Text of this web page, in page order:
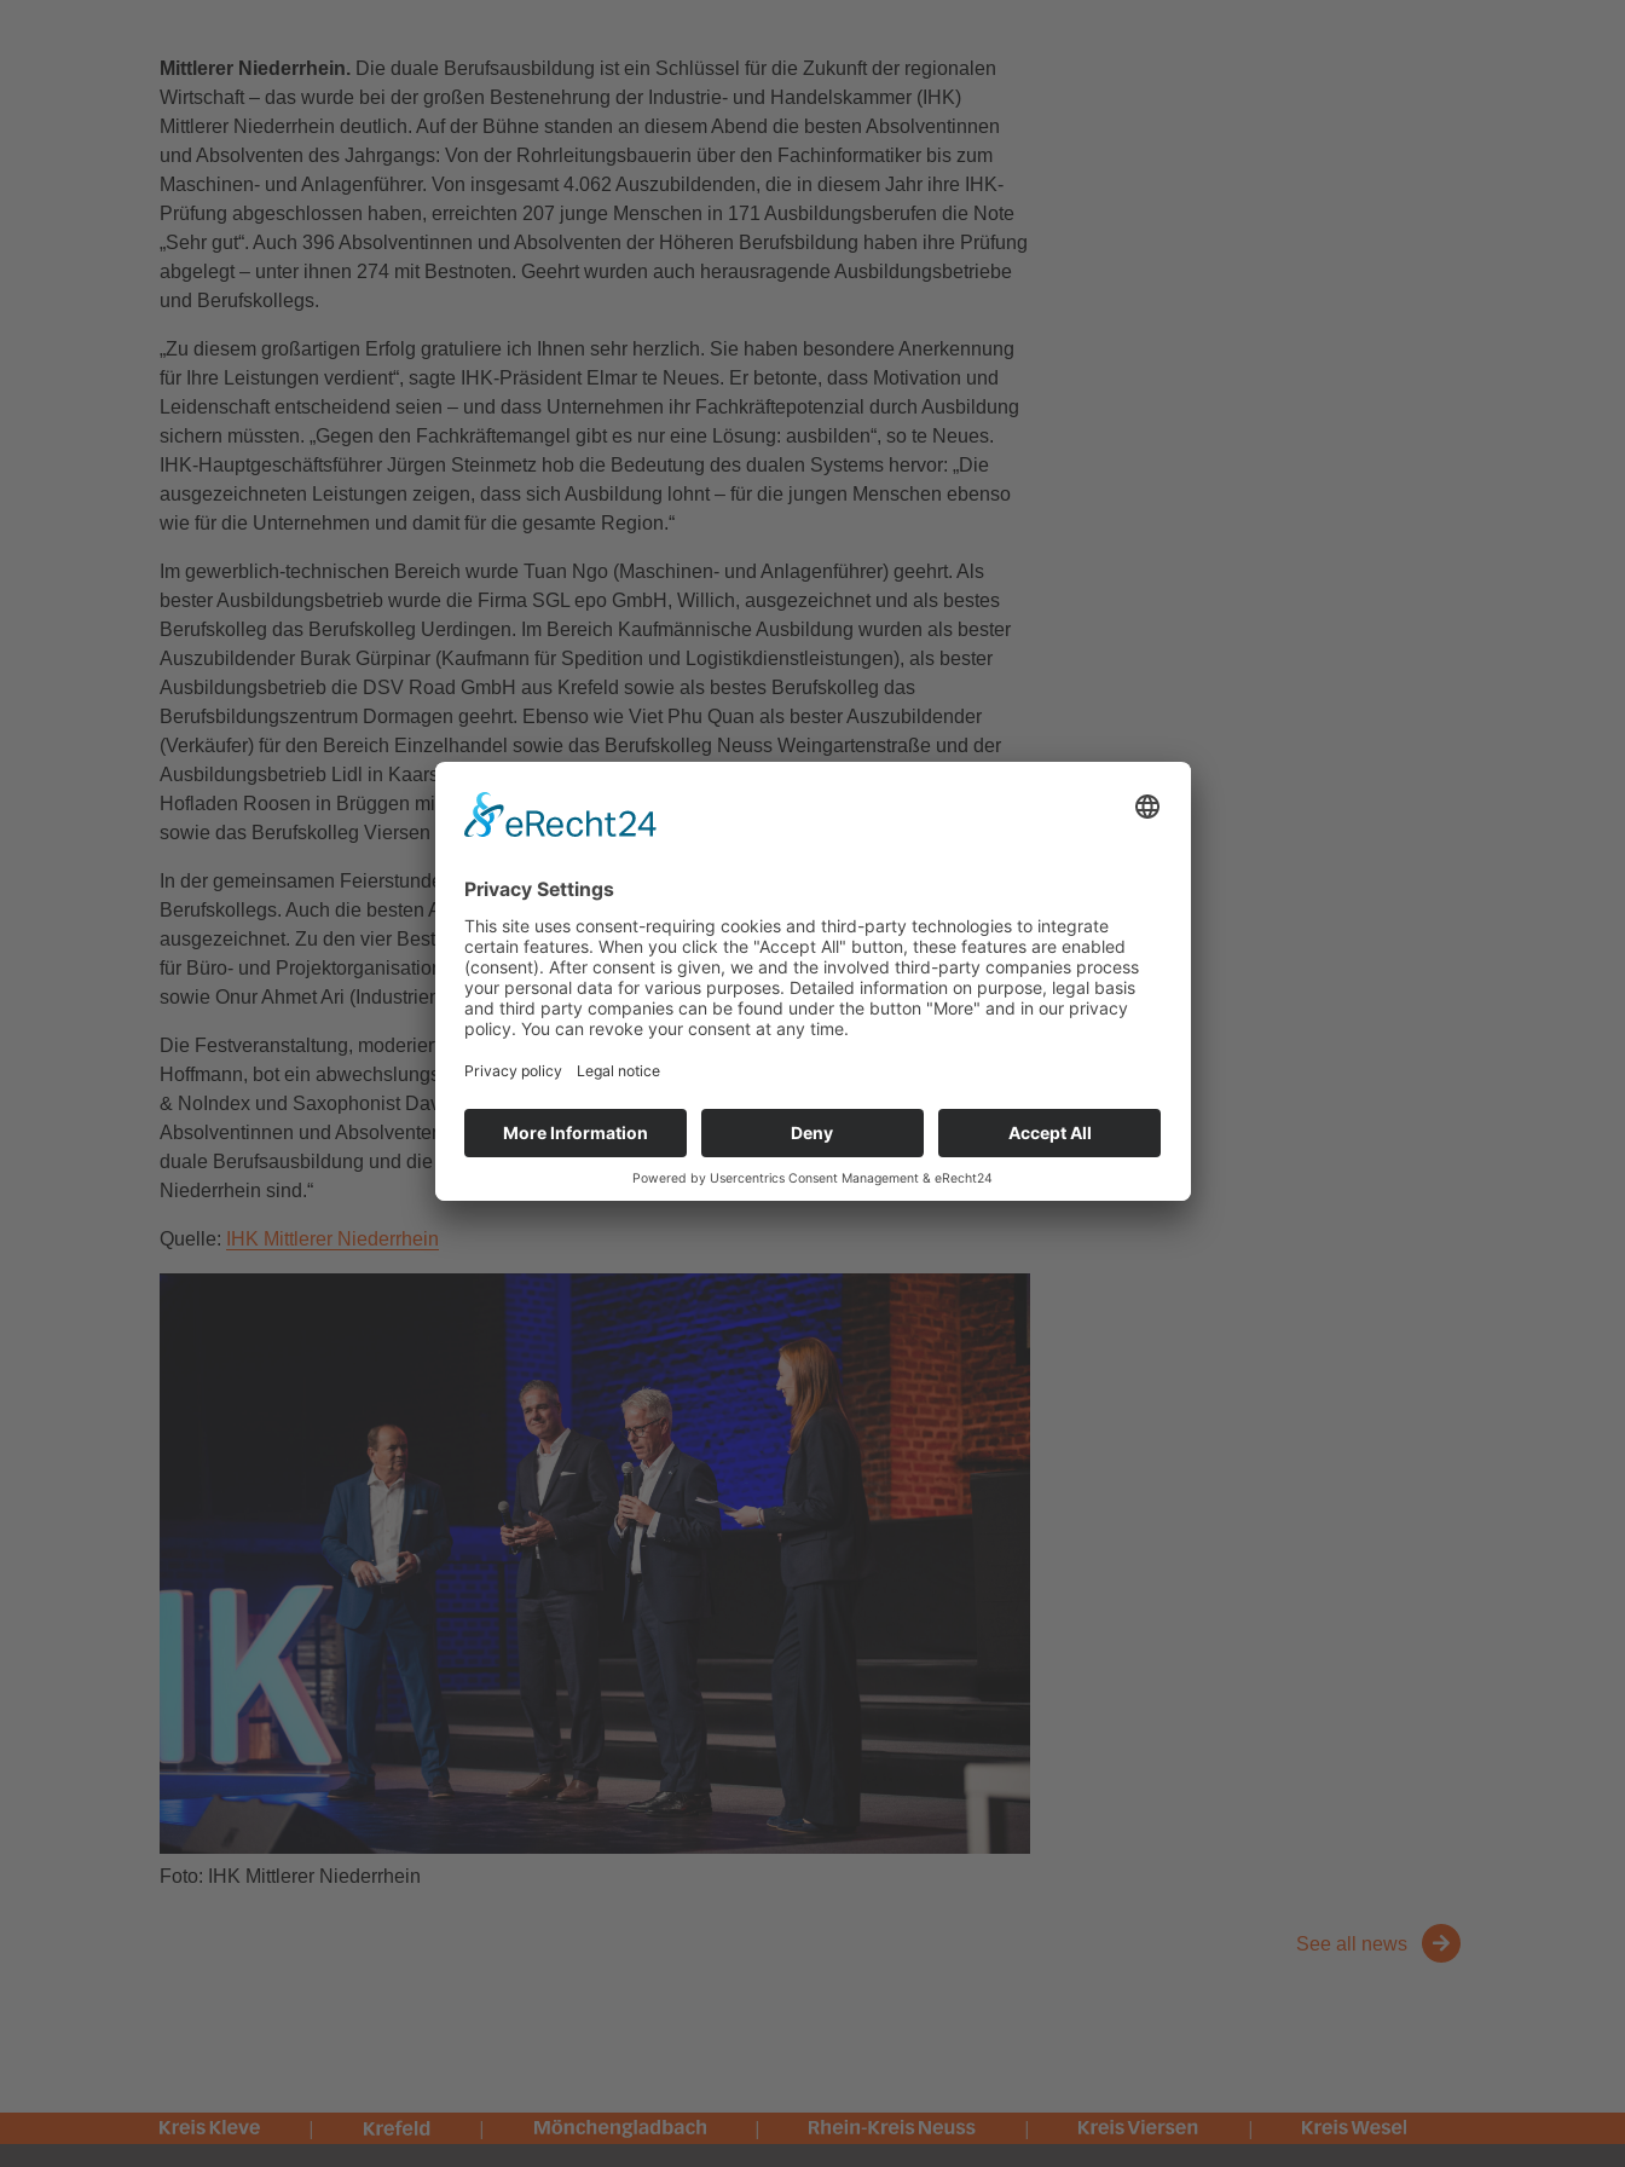
Mittlerer Niederrhein. Die duale Berufsausbildung ist ein Schlüssel für die Zukunft der regionalen
Wirtschaft – das wurde bei der großen Bestenehrung der Industrie- und Handelskammer (IHK)
Mittlerer Niederrhein deutlich. Auf der Bühne standen an diesem Abend die besten Absolventinnen
und Absolventen des Jahrgangs: Von der Rohrleitungsbauerin über den Fachinformatiker bis zum
Maschinen- und Anlagenführer. Von insgesamt 4.062 Auszubildenden, die in diesem Jahr ihre IHK-
Prüfung abgeschlossen haben, erreichten 207 junge Menschen in 171 Ausbildungsberufen die Note
„Sehr gut“. Auch 396 Absolventinnen und Absolventen der Höheren Berufsbildung haben ihre Prüfung
abgelegt – unter ihnen 274 mit Bestnoten. Geehrt wurden auch herausragende Ausbildungsbetriebe
und Berufskollegs.
„Zu diesem großartigen Erfolg gratuliere ich Ihnen sehr herzlich. Sie haben besondere Anerkennung
für Ihre Leistungen verdient“, sagte IHK-Präsident Elmar te Neues. Er betonte, dass Motivation und
Leidenschaft entscheidend seien – und dass Unternehmen ihr Fachkräftepotenzial durch Ausbildung
sichern müssten. „Gegen den Fachkräftemangel gibt es nur eine Lösung: ausbilden“, so te Neues.
IHK-Hauptgeschäftsführer Jürgen Steinmetz hob die Bedeutung des dualen Systems hervor: „Die
ausgezeichneten Leistungen zeigen, dass sich Ausbildung lohnt – für die jungen Menschen ebenso
wie für die Unternehmen und damit für die gesamte Region.“
Im gewerblich-technischen Bereich wurde Tuan Ngo (Maschinen- und Anlagenführer) geehrt. Als
bester Ausbildungsbetrieb wurde die Firma SGL epo GmbH, Willich, ausgezeichnet und als bestes
Berufskolleg das Berufskolleg Uerdingen. Im Bereich Kaufmännische Ausbildung wurden als bester
Auszubildender Burak Gürpinar (Kaufmann für Spedition und Logistikdienstleistungen), als bester
Ausbildungsbetrieb die DSV Road GmbH aus Krefeld sowie als bestes Berufskolleg das
Berufsbildungszentrum Dormagen geehrt. Ebenso wie Viet Phu Quan als bester Auszubildender
(Verkäufer) für den Bereich Einzelhandel sowie das Berufskolleg Neuss Weingartenstraße und der
Ausbildungsbetrieb Lidl in Kaarst. Als bester Erstausbilderbetrieb wurden Stefanie Koch vom
Hofladen Roosen in Brüggen mit der Auszubildenden Johanna Nolting (Kauffrau im Einzelhandel)
sowie das Berufskolleg Viersen ausgezeichnet.
In der gemeinsamen Feierstunde ehrte die IHK nicht nur die besten Auszubildenden, Betriebe und
Berufskollegs. Auch die besten Absolventen und Absolventinnen der Höheren Berufsbildung wurden
ausgezeichnet. Zu den vier Besten gehören Saskia Schmitz (Betriebswirtin), Anne Idink (Fachwirtin
für Büro- und Projektorganisation), Sabrina Heying (Fachwirtin für Büro- und Projektorganisation)
sowie Onur Ahmet Ari (Industriemeister Textilwirtschaft).
Die Festveranstaltung, moderiert von Wolfram Kons und der IHK-Auszubildenden Lea-Charlotte
Hoffmann, bot ein abwechslungsreiches Rahmenprogramm mit Showacts wie die Breakdancer Jilou
& NoIndex und Saxophonist David Brück. „Mit dieser Feier zeigen wir, wie sehr wir die Leistung der
Absolventinnen und Absolventen schätzen“, so Steinmetz. „Sie sind der beste Beweis dafür, dass die
duale Berufsausbildung und die Weiterbildung entscheidend für eine starke Wirtschaft am Mittleren
Niederrhein sind.“
Quelle: IHK Mittlerer Niederrhein
Foto: IHK Mittlerer Niederrhein
See all news